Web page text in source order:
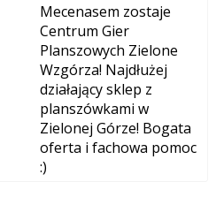
Mecenasem zostaje
Centrum Gier
Planszowych Zielone
Wzgórza! Najdłużej
działający sklep z
planszówkami w
Zielonej Górze! Bogata
oferta i fachowa pomoc
:)